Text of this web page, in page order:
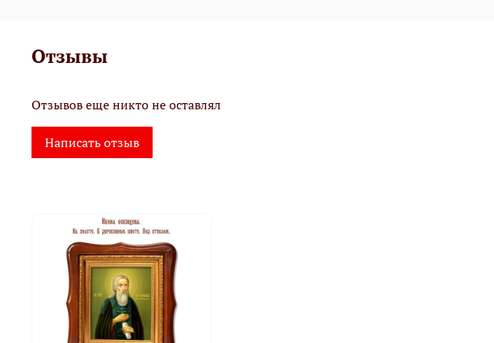
Отзывы
Отзывов еще никто не оставлял
Написать отзыв